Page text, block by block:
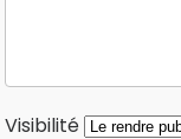
Visibilité